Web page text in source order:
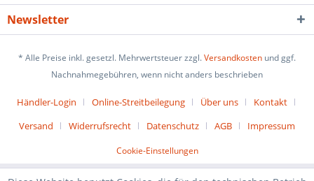
Newsletter
* Alle Preise inkl. gesetzl. Mehrwertsteuer zzgl.Versandkosten und ggf.
Nachnahmegebühren, wenn nicht anders beschrieben
Händler-Login Online-Streitbeilegung Über uns
Kontakt
Versand
Widerrufsrecht Datenschutz AGB Impressum
Cookie-Einstellungen